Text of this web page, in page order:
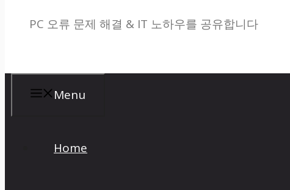
기
PC 오류 문제 해결 & IT 노하우를 공유합니다
Menu
Home